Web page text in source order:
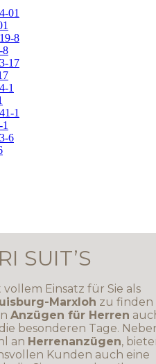
8
SUIT’S
vollem Einsatz für Sie als
Marxloh zu finden
Anzügen für Herren
besonderen Tage.
an Herrenanzügen,
Kunden auch eine